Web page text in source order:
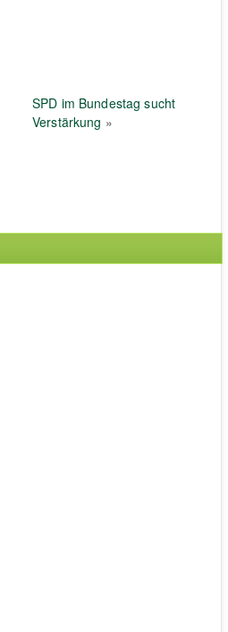
SPD im Bundestag sucht
Verstärkung »